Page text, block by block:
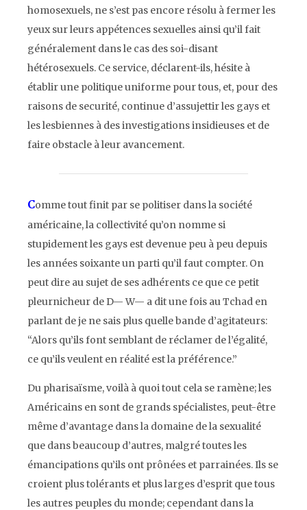
homosexuels, ne s’est pas encore résolu à fermer les
yeux sur leurs appétences sexuelles ainsi qu’il fait
généralement dans le cas des soi-disant
hétérosexuels. Ce service, déclarent-ils, hésite à
établir une politique uniforme pour tous, et, pour des
raisons de securité, continue d’assujettir les gays et
les lesbiennes à des investigations insidieuses et de
faire obstacle à leur avancement.
Comme tout finit par se politiser dans la société
américaine, la collectivité qu’on nomme si
stupidement les gays est devenue peu à peu depuis
les années soixante un parti qu’il faut compter. On
peut dire au sujet de ses adhérents ce que ce petit
pleurnicheur de D— W— a dit une fois au Tchad en
parlant de je ne sais plus quelle bande d’agitateurs:
“Alors qu’ils font semblant de réclamer de l’égalité,
ce qu’ils veulent en réalité est la préférence.”
Du pharisaïsme, voilà à quoi tout cela se ramène; les
Américains en sont de grands spécialistes, peut-être
même d’avantage dans la domaine de la sexualité
que dans beaucoup d’autres, malgré toutes les
émancipations qu’ils ont prônées et parrainées. Ils se
croient plus tolérants et plus larges d’esprit que tous
les autres peuples du monde; cependant dans la